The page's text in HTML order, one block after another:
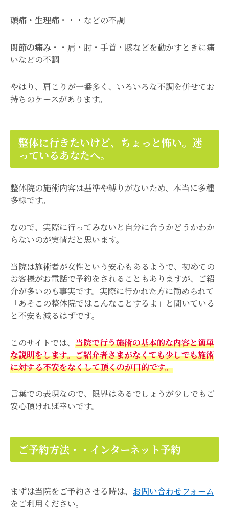
頭痛・生理痛 ・・・などの不調
関節の痛み ・・肩・肘・手首・膝などを動かすときに痛
いなどの不調
やはり、肩こりが一番多く、いろいろな不調を併せてお
持ちのケースがあります。
整体に行きたいけど、ちょっと怖い。迷
っているあなたへ。
整体院の施術内容は基準や縛りがないため、本当に多種
多様です。
なので、実際に行ってみないと自分に合うかどうかわか
らないのが実情だと思います。
当院は施術者が女性という安心もあるようで、初めての
お客様がお電話で予約をされることもありますが、ご紹
介が多いのも事実です。実際に行かれた方に勧められて
「あそこの整体院ではこんなことするよ」と聞いている
と不安も減るはずです。
このサイトでは、 当院で行う施術の基本的な内容と簡単
な説明をします。ご紹介者さまがなくても少しでも施術
に対する不安をなくして頂くのが目的です。
言葉での表現なので、限界はあるでしょうが少しでもご
安心頂ければ幸いです。
ご予約方法・・インターネット予約
まずは当院をご予約させる時は、 お問い合わせフォーム
をご利用ください。